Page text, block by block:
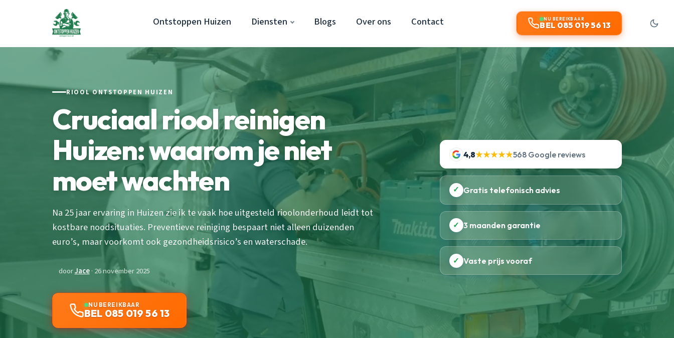
Ontstoppen Huizen Diensten Blogs Over ons Contact NU BEREIKBAAR
BEL 085 019 56 13
RIOOL ONTSTOPPEN HUIZEN
Cruciaal riool reinigen
Huizen: waarom je niet
moet wachten
Na 25 jaar ervaring in Huizen zie ik te vaak hoe uitgesteld rioolonderhoud leidt tot
kostbare noodsituaties. Preventieve reiniging bespaart niet alleen duizenden
euro’s, maar voorkomt ook gezondheidsrisico’s en waterschade.
doorJace· 26 november 2025
NU BEREIKBAAR
BEL 085 019 56 13
4,8★★★★★568 Google reviews
✓ Gratis telefonisch advies
✓ 3 maanden garantie
✓ Vaste prijs vooraf